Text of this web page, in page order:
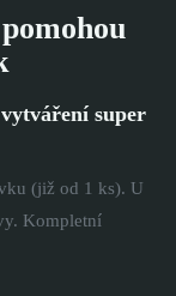
super
(již od 1 ks). U
Kompletní